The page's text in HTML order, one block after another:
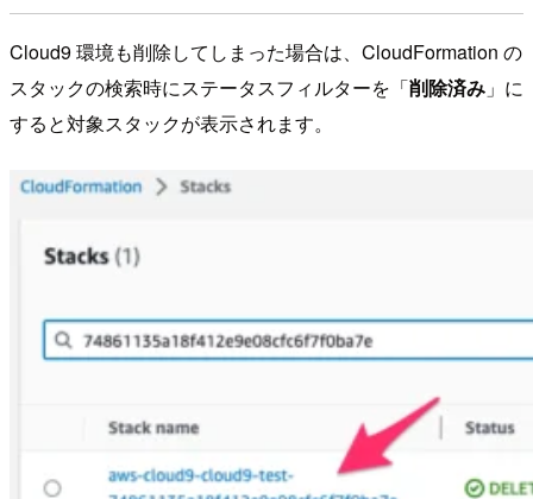
Cloud9 環境も削除してしまった場合は、CloudFormation の
スタックの検索時にステータスフィルターを「削除済み 」に
すると対象スタックが表示されます。